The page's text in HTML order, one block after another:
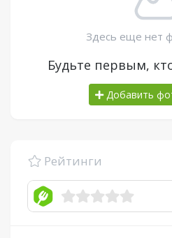
Здесь еще нет
Будьте первым,
Добавить
Рейтинги